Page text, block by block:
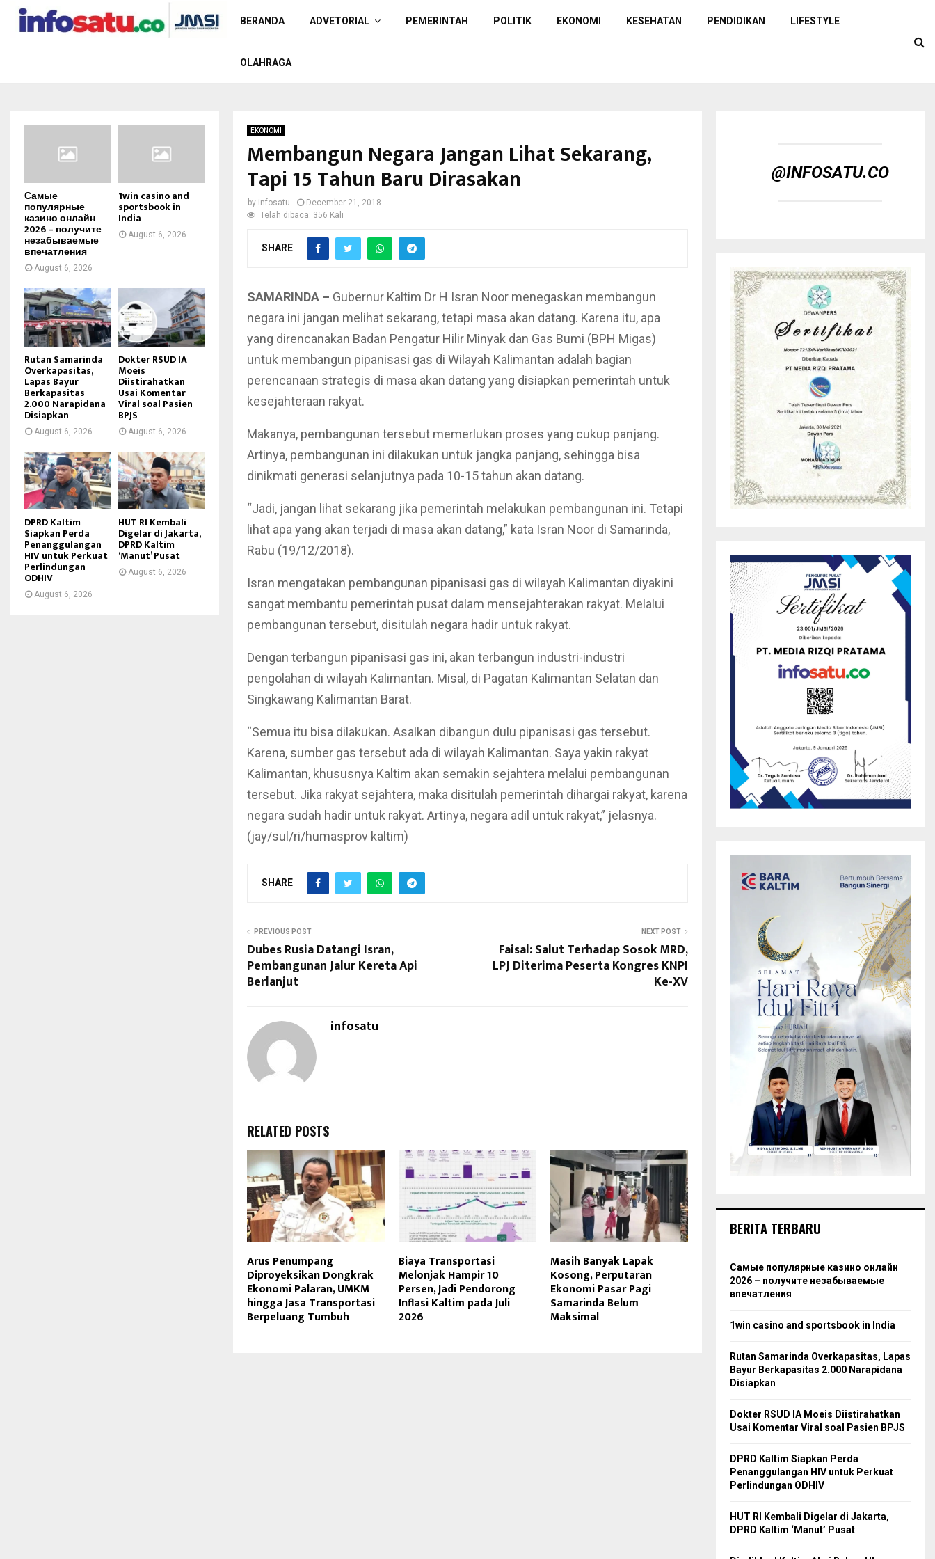
BERANDA ADVETORIAL PEMERINTAH POLITIK EKONOMI KESEHATAN PENDIDIKAN LIFESTYLE
OLAHRAGA
EKONOMI
Membangun Negara Jangan Lihat Sekarang,
Tapi 15 Tahun Baru Dirasakan
by infosatu
December 21, 2018
Telah dibaca: 356 Kali
SHARE
SAMARINDA – Gubernur Kaltim Dr H Isran Noor menegaskan membangun
negara ini jangan melihat sekarang, tetapi masa akan datang. Karena itu, apa
yang direncanakan Badan Pengatur Hilir Minyak dan Gas Bumi (BPH Migas)
untuk membangun pipanisasi gas di Wilayah Kalimantan adalah bagian
perencanaan strategis di masa akan datang yang disiapkan pemerintah untuk
kesejahteraan rakyat.
Makanya, pembangunan tersebut memerlukan proses yang cukup panjang.
Artinya, pembangunan ini dilakukan untuk jangka panjang, sehingga bisa
dinikmati generasi selanjutnya pada 10-15 tahun akan datang.
“Jadi, jangan lihat sekarang jika pemerintah melakukan pembangunan ini. Tetapi
lihat apa yang akan terjadi di masa akan datang,” kata Isran Noor di Samarinda,
Rabu (19/12/2018).
Isran mengatakan pembangunan pipanisasi gas di wilayah Kalimantan diyakini
sangat membantu pemerintah pusat dalam mensejahterakan rakyat. Melalui
pembangunan tersebut, disitulah negara hadir untuk rakyat.
Dengan terbangun pipanisasi gas ini, akan terbangun industri-industri
pengolahan di wilayah Kalimantan. Misal, di Pagatan Kalimantan Selatan dan
Singkawang Kalimantan Barat.
“Semua itu bisa dilakukan. Asalkan dibangun dulu pipanisasi gas tersebut.
Karena, sumber gas tersebut ada di wilayah Kalimantan. Saya yakin rakyat
Kalimantan, khususnya Kaltim akan semakin sejahtera melalui pembangunan
tersebut. Jika rakyat sejahtera, maka disitulah pemerintah dihargai rakyat, karena
negara sudah hadir untuk rakyat. Artinya, negara adil untuk rakyat,” jelasnya.
(jay/sul/ri/humasprov kaltim)
SHARE
PREVIOUS POST
Dubes Rusia Datangi Isran,
Pembangunan Jalur Kereta Api
Berlanjut
NEXT POST
Faisal: Salut Terhadap Sosok MRD,
LPJ Diterima Peserta Kongres KNPI
Ke-XV
infosatu
RELATED POSTS
Arus Penumpang
Diproyeksikan Dongkrak
Ekonomi Palaran, UMKM
hingga Jasa Transportasi
Berpeluang Tumbuh
Biaya Transportasi
Melonjak Hampir 10
Persen, Jadi Pendorong
Inflasi Kaltim pada Juli
2026
Masih Banyak Lapak
Kosong, Perputaran
Ekonomi Pasar Pagi
Samarinda Belum
Maksimal
Самые
популярные
казино онлайн
2026 – получите
незабываемые
впечатления
August 6, 2026
1win casino and
sportsbook in
India
August 6, 2026
Rutan Samarinda
Overkapasitas,
Lapas Bayur
Berkapasitas
2.000 Narapidana
Disiapkan
August 6, 2026
Dokter RSUD IA
Moeis
Diistirahatkan
Usai Komentar
Viral soal Pasien
BPJS
August 6, 2026
DPRD Kaltim
Siapkan Perda
Penanggulangan
HIV untuk Perkuat
Perlindungan
ODHIV
August 6, 2026
HUT RI Kembali
Digelar di Jakarta,
DPRD Kaltim
‘Manut’ Pusat
August 6, 2026
@INFOSATU.CO
BERITA TERBARU
Самые популярные казино онлайн
2026 – получите незабываемые
впечатления
1win casino and sportsbook in India
Rutan Samarinda Overkapasitas, Lapas
Bayur Berkapasitas 2.000 Narapidana
Disiapkan
Dokter RSUD IA Moeis Diistirahatkan
Usai Komentar Viral soal Pasien BPJS
DPRD Kaltim Siapkan Perda
Penanggulangan HIV untuk Perkuat
Perlindungan ODHIV
HUT RI Kembali Digelar di Jakarta,
DPRD Kaltim ‘Manut’ Pusat